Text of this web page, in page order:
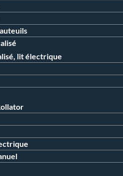
lit électrique